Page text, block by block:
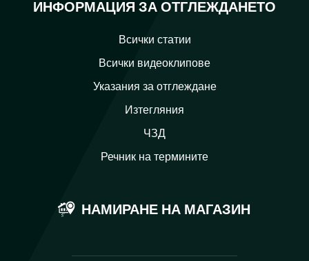
ИНФОРМАЦИЯ ЗА ОТГЛЕЖДАНЕТО
Всички статии
Всички видеоклипове
Указания за отглеждане
Изтегляния
ЧЗД
Речник на термините
НАМИРАНЕ НА МАГАЗИН